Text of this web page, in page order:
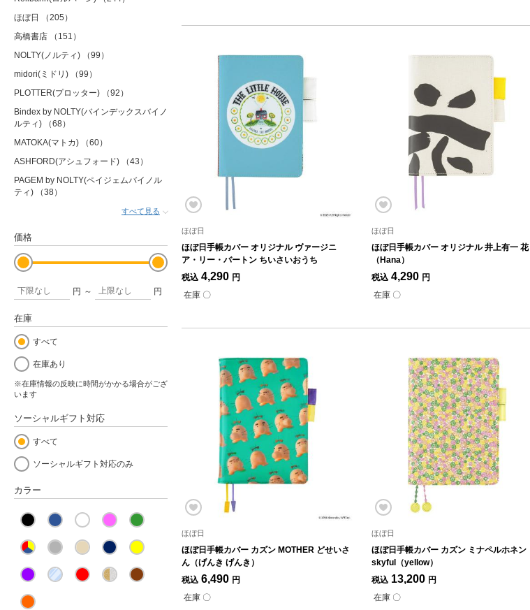
ほぼ日
（205）
高橋書店
（151）
NOLTY(ノルティ)
（99）
midori(ミドリ)
（99）
PLOTTER(プロッター)
（92）
Bindex by NOLTY(バインデックスバイノ
ルティ)
（68）
MATOKA(マトカ)
（60）
ASHFORD(アシュフォード)
（43）
PAGEM by NOLTY(ペイジェムバイノル
ティ)
（38）
すべて見る
価格
円 ～ 円
在庫
すべて
在庫あり
※在庫情報の反映に時間がかかる場合がござ
います
ソーシャルギフト対応
すべて
ソーシャルギフト対応のみ
カラー
ほぼ日
ほぼ日手帳カバー オリジナル ヴァージニ
ア・リー・バートン ちいさいおうち
税込 4,290 円
在庫 〇
ほぼ日
ほぼ日手帳カバー オリジナル 井上有一 花
（Hana）
税込 4,290 円
在庫 〇
ほぼ日
ほぼ日手帳カバー カズン MOTHER どせいさ
ん（げんき げんき）
税込 6,490 円
在庫 〇
ほぼ日
ほぼ日手帳カバー カズン ミナペルホネン
skyful（yellow）
税込 13,200 円
在庫 〇